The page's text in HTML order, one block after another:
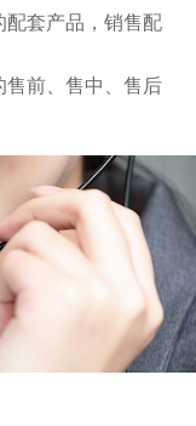
您无后顾之忧，
题。